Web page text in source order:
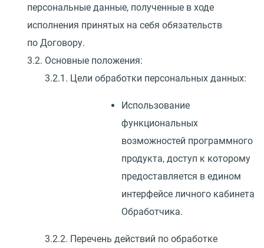
персональные данные, полученные в ходе
исполнения принятых на себя обязательств
по Договору.
3.2. Основные положения:
3.2.1. Цели обработки персональных данных:
Использование
функциональных
возможностей программного
продукта, доступ к которому
предоставляется в едином
интерфейсе личного кабинета
Обработчика.
3.2.2. Перечень действий по обработке